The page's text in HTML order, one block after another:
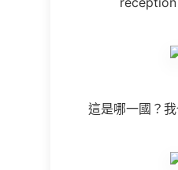
這是哪一國？